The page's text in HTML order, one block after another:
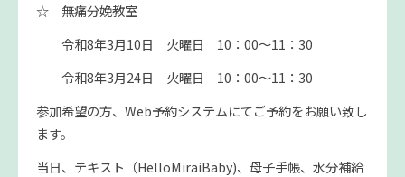
☆ 無痛分娩教室
令和8年3月10日 火曜日 10：00～11：30
令和8年3月24日 火曜日 10：00～11：30
参加希望の方、Web予約システムにてご予約をお願い致し
ます。
当日、テキスト（HelloMiraiBaby)、母子手帳、水分補給